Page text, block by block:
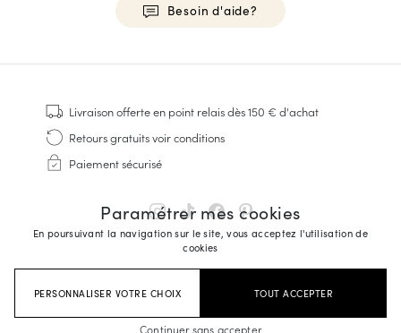
Paramétrer mes cookies
En poursuivant la navigation sur le site, vous acceptez l'utilisation de
cookies
PERSONNALISER VOTRE CHOIX TOUT ACCEPTER
Continuer sans accepter
Besoin d'aide?
Baskets
Cousu Goodyear
Derbies & Richelieu
Richelieus Homme
Sandales & Espadrilles
Sacoches Business
Livraison offerteen point relais dès 150 € d'achat
Retours gratuitsvoir conditions
Paiement sécurisé